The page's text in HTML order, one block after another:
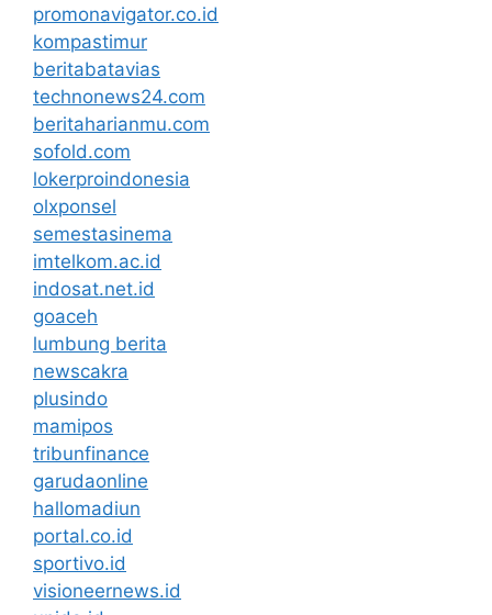
promonavigator.co.id
kompastimur
beritabatavias
technonews24.com
beritaharianmu.com
sofold.com
lokerproindonesia
olxponsel
semestasinema
imtelkom.ac.id
indosat.net.id
goaceh
lumbung berita
newscakra
plusindo
mamipos
tribunfinance
garudaonline
hallomadiun
portal.co.id
sportivo.id
visioneernews.id